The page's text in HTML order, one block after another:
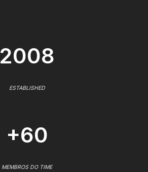
2008
ESTABLISHED
+60
MEMBROS DO TIME